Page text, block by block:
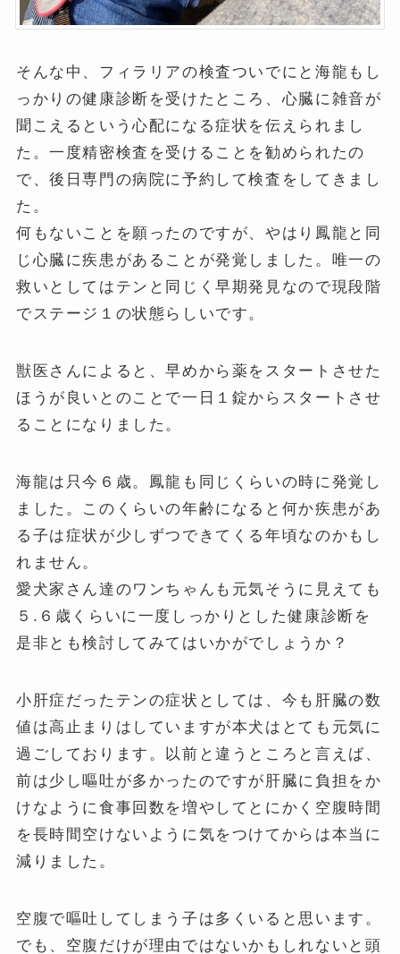
そんな中、フィラリアの検査ついでにと海龍もし
っかりの健康診断を受けたところ、心臓に雑音が
聞こえるという心配になる症状を伝えられまし
た。一度精密検査を受けることを勧められたの
で、後日専門の病院に予約して検査をしてきまし
た。
何もないことを願ったのですが、やはり鳳龍と同
じ心臓に疾患があることが発覚しました。唯一の
救いとしてはテンと同じく早期発見なので現段階
でステージ１の状態らしいです。
獣医さんによると、早めから薬をスタートさせた
ほうが良いとのことで一日１錠からスタートさせ
ることになりました。
海龍は只今６歳。鳳龍も同じくらいの時に発覚し
ました。このくらいの年齢になると何か疾患があ
る子は症状が少しずつできてくる年頃なのかもし
れません。
愛犬家さん達のワンちゃんも元気そうに見えても
５.６歳くらいに一度しっかりとした健康診断を
是非とも検討してみてはいかがでしょうか？
小肝症だったテンの症状としては、今も肝臓の数
値は高止まりはしていますが本犬はとても元気に
過ごしております。以前と違うところと言えば、
前は少し嘔吐が多かったのですが肝臓に負担をか
けなように食事回数を増やしてとにかく空腹時間
を長時間空けないように気をつけてからは本当に
減りました。
空腹で嘔吐してしまう子は多くいると思います。
でも、空腹だけが理由ではないかもしれないと頭